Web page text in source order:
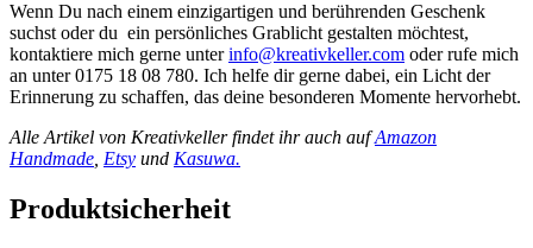
Wenn Du nach einem einzigartigen und berührenden Geschenk
suchst oder du ein persönliches Grablicht gestalten möchtest,
kontaktiere mich gerne unterinfo@kreativkeller.com oder rufe mich
an unter 0175 18 08 780. Ich helfe dir gerne dabei, ein Licht der
Erinnerung zu schaffen, das deine besonderen Momente hervorhebt.
Alle Artikel von Kreativkeller findet ihr auch aufAmazon
Handmade Etsy und Kasuwa.
Produktsicherheit